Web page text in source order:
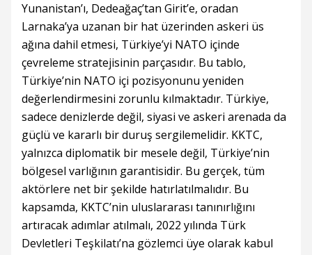
Yunanistan’ı, Dedeağaç’tan Girit’e, oradan
Larnaka’ya uzanan bir hat üzerinden askeri üs
ağına dahil etmesi, Türkiye’yi NATO içinde
çevreleme stratejisinin parçasıdır. Bu tablo,
Türkiye’nin NATO içi pozisyonunu yeniden
değerlendirmesini zorunlu kılmaktadır. Türkiye,
sadece denizlerde değil, siyasi ve askeri arenada da
güçlü ve kararlı bir duruş sergilemelidir. KKTC,
yalnızca diplomatik bir mesele değil, Türkiye’nin
bölgesel varlığının garantisidir. Bu gerçek, tüm
aktörlere net bir şekilde hatırlatılmalıdır. Bu
kapsamda, KKTC’nin uluslararası tanınırlığını
artıracak adımlar atılmalı, 2022 yılında Türk
Devletleri Teşkilatı’na gözlemci üye olarak kabul